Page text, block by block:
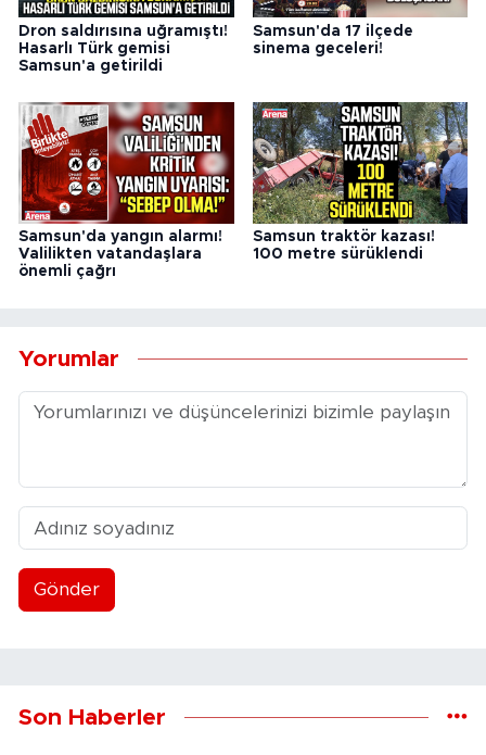
Dron saldırısına uğramıştı!
Hasarlı Türk gemisi
Samsun'a getirildi
Samsun'da 17 ilçede
sinema geceleri!
Samsun'da yangın alarmı!
Valilikten vatandaşlara
önemli çağrı
Samsun traktör kazası!
100 metre sürüklendi
Yorumlar
Gönder
Son Haberler